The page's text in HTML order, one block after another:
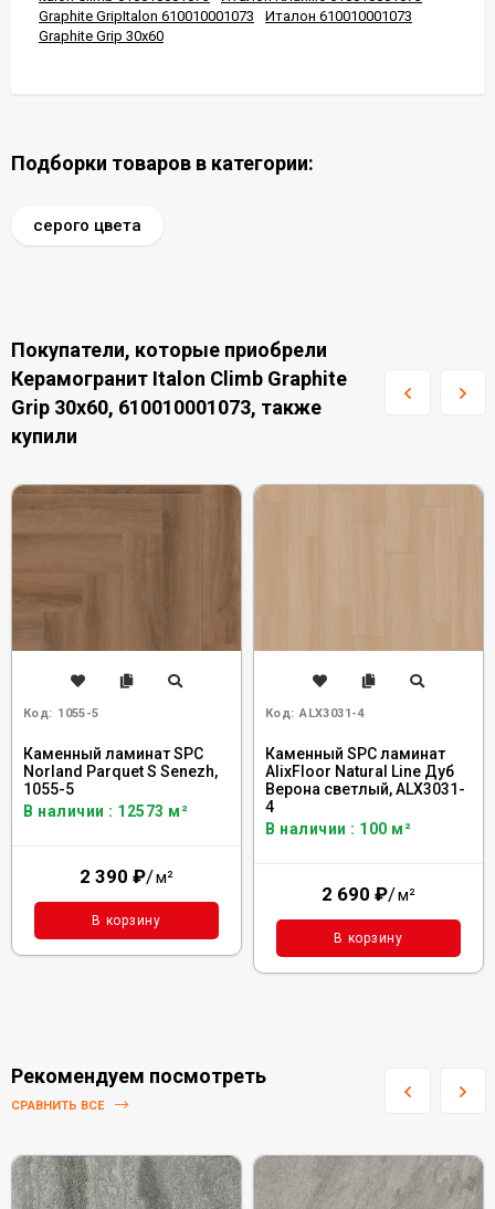
Graphite GripItalon 610010001073
Италон 610010001073
Graphite Grip 30x60
Подборки товаров в категории:
серого цвета
Покупатели, которые приобрели
Керамогранит Italon Climb Graphite
Grip 30x60, 610010001073, также
купили
Код: 1055-5
Каменный ламинат SPC
Norland Parquet S Senezh,
1055-5
В наличии : 12573 м²
2 390 ₽/м²
В корзину
Код: ALX3031-4
Каменный SPC ламинат
AlixFloor Natural Line Дуб
Верона светлый, ALX3031-
4
В наличии : 100 м²
2 690 ₽/м²
В корзину
Рекомендуем посмотреть
СРАВНИТЬ ВСЕ